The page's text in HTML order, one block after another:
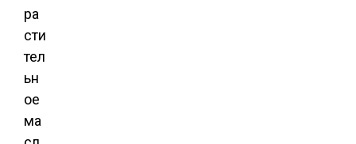
ра
сти
тел
ьн
ое
ма